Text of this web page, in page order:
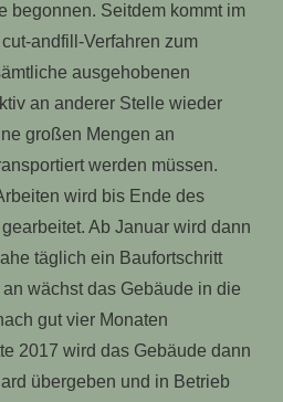
begonnen. Seitdem kommt im
andfill-Verfahren zum
ausgehobenen
an anderer Stelle wieder
großen Mengen an
werden müssen.
wird bis Ende des
Ab Januar wird dann
täglich ein Baufortschritt
wächst das Gebäude in die
gut vier Monaten
2017 wird das Gebäude dann
übergeben und in Betrieb